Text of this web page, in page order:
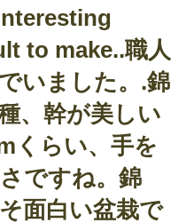
to make..職人
いました。.錦
、幹が美しい
くらい、手を
ですね。錦
面白い盆栽で